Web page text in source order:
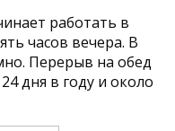
работать в
часов вечера. В
Перерыв на обед
дня в году и около